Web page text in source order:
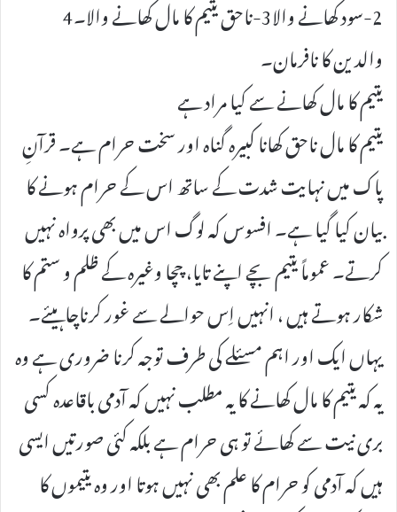
2-سود کھانے والا3-ناحق یتیم کا مال کھانے والا۔4
والدین کا نافرمان۔
یتیم کا مال کھانے سے کیا مراد ہے
یتیم کا مال ناحق کھانا کبیرہ گناہ اور سخت حرام ہے۔ قرآنِ
پاک میں نہایت شدت کے ساتھ اس کے حرام ہونے کا
بیان کیا گیا ہے۔ افسوس کہ لوگ اس میں بھی پرواہ نہیں
کرتے۔ عموماً یتیم بچے اپنے تایا، چچا وغیرہ کے ظلم و ستم کا
شکار ہوتے ہیں ، انہیں اِس حوالے سے غور کرناچاہیئے۔
یہاں ایک اور اہم مسئلے کی طرف توجہ کرنا ضروری ہے وہ
یہ کہ یتیم کا مال کھانے کا یہ مطلب نہیں کہ آدمی باقاعدہ کسی
بری نیت سے کھائے تو ہی حرام ہے بلکہ کئی صورتیں ایسی
ہیں کہ آدمی کو حرام کا علم بھی نہیں ہوتا اور وہ یتیموں کا